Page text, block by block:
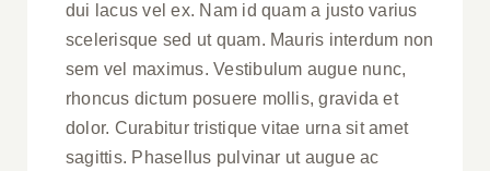
dui lacus vel ex. Nam id quam a justo varius
scelerisque sed ut quam. Mauris interdum non
sem vel maximus. Vestibulum augue nunc,
rhoncus dictum posuere mollis, gravida et
dolor. Curabitur tristique vitae urna sit amet
sagittis. Phasellus pulvinar ut augue ac